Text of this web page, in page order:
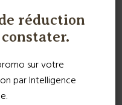
réduction
sur votre
par Intelligence